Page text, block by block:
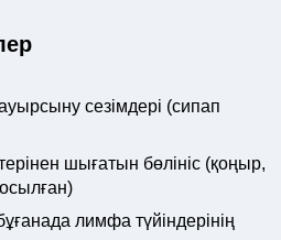
сезімдері (сипап
шығатын бөлініс (қоңыр,
лимфа түйіндерінің